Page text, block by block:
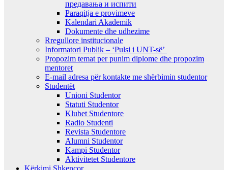
предавањa и испити
Paraqitja e provimeve
Kalendari Akademik
Dokumente dhe udhezime
Rregullore institucionale
Informatori Publik – ‘Pulsi i UNT-së’
Propozim temat per punim diplome dhe propozim
mentoret
E-mail adresa për kontakte me shërbimin studentor
Studentët
Unioni Studentor
Statuti Studentor
Klubet Studentore
Radio Studenti
Revista Studentore
Alumni Studentor
Kampi Studentor
Aktivitetet Studentore
Kërkimi Shkencor